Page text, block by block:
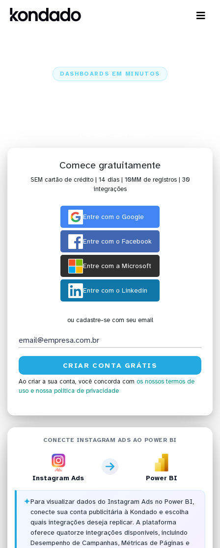
DASHBOARDS EM MINUTOS
Comece gratuitamente
SEM cartão de crédito | 14 dias | 10MM de registros | 30
integrações
Entre com o Google
Entre com o Facebook
Entre com a Microsoft
Entre com o Linkedin
ou cadastre-se com seu email
Ao criar a sua conta, você concorda com os nossos termos de
uso e nossa política de privacidade
CONECTE INSTAGRAM ADS AO POWER BI
Instagram Ads Power BI
✦Para visualizar dados do Instagram Ads no Power BI,
conecte sua conta publicitária à Kondado e escolha
quais integrações deseja replicar. A plataforma
oferece quatorze integrações disponíveis, incluindo
Desempenho de Campanhas, Métricas de Páginas e